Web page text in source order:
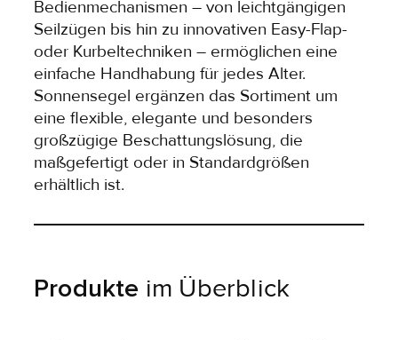
Bedienmechanismen – von leichtgängigen
Seilzügen bis hin zu innovativen Easy-Flap-
oder Kurbeltechniken – ermöglichen eine
einfache Handhabung für jedes Alter.
Sonnensegel ergänzen das Sortiment um
eine flexible, elegante und besonders
großzügige Beschattungslösung, die
maßgefertigt oder in Standardgrößen
erhältlich ist.
Produkte im Überblick